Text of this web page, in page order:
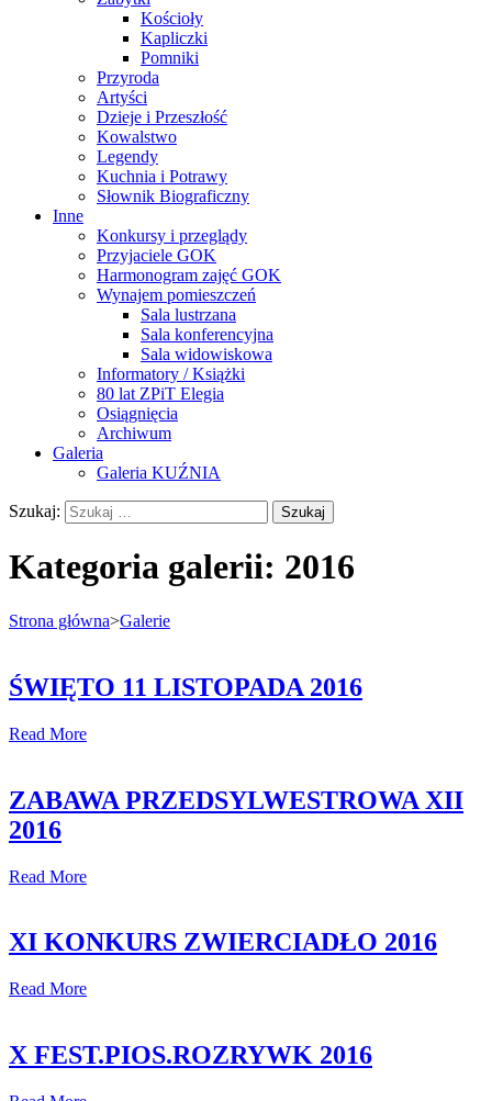
Kościoły
Kapliczki
Pomniki
Przyroda
Artyści
Dzieje i Przeszłość
Kowalstwo
Legendy
Kuchnia i Potrawy
Słownik Biograficzny
Inne
Konkursy i przeglądy
Przyjaciele GOK
Harmonogram zajęć GOK
Wynajem pomieszczeń
Sala lustrzana
Sala konferencyjna
Sala widowiskowa
Informatory / Książki
80 lat ZPiT Elegia
Osiągnięcia
Archiwum
Galeria
Galeria KUŹNIA
Szukaj:
Kategoria galerii: 2016
Strona główna>Galerie
ŚWIĘTO 11 LISTOPADA 2016
Read More
ZABAWA PRZEDSYLWESTROWA XII
2016
Read More
XI KONKURS ZWIERCIADŁO 2016
Read More
X FEST.PIOS.ROZRYWK 2016